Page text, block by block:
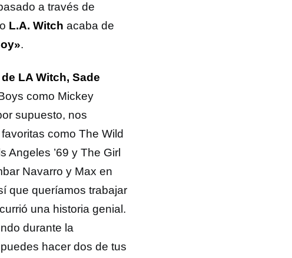
a través de
L.A. Witch acaba de
.
LA Witch, Sade
como Mickey
supuesto, nos
como The Wild
Angeles ’69 y The Girl
Navarro y Max en
que queríamos trabajar
una historia genial.
durante la
hacer dos de tus